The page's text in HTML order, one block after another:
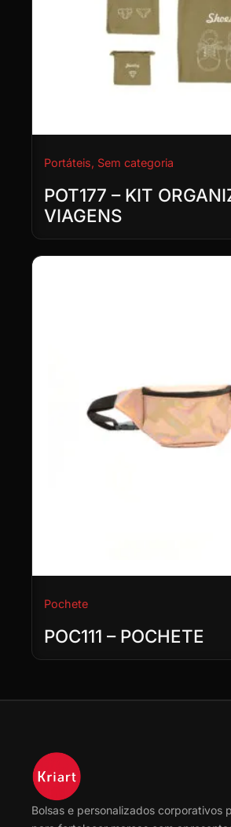
Portáteis, Sem categoria
POT177 – KIT
VIAGENS
Pochete
POC111 – POCHETE
Bolsas e personalizados corporativos